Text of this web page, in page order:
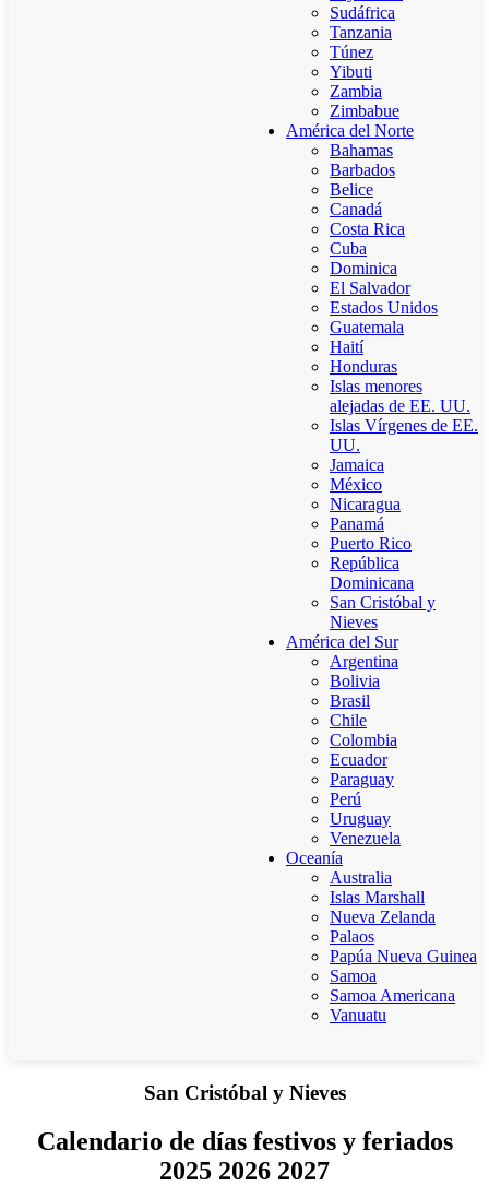
Sudáfrica
Tanzania
Túnez
Yibuti
Zambia
Zimbabue
América del Norte
Bahamas
Barbados
Belice
Canadá
Costa Rica
Cuba
Dominica
El Salvador
Estados Unidos
Guatemala
Haití
Honduras
Islas menores
alejadas de EE. UU.
Islas Vírgenes de EE.
UU.
Jamaica
México
Nicaragua
Panamá
Puerto Rico
República
Dominicana
San Cristóbal y
Nieves
América del Sur
Argentina
Bolivia
Brasil
Chile
Colombia
Ecuador
Paraguay
Perú
Uruguay
Venezuela
Oceanía
Australia
Islas Marshall
Nueva Zelanda
Palaos
Papúa Nueva Guinea
Samoa
Samoa Americana
Vanuatu
San Cristóbal y Nieves
Calendario de días festivos y feriados
2025 2026 2027